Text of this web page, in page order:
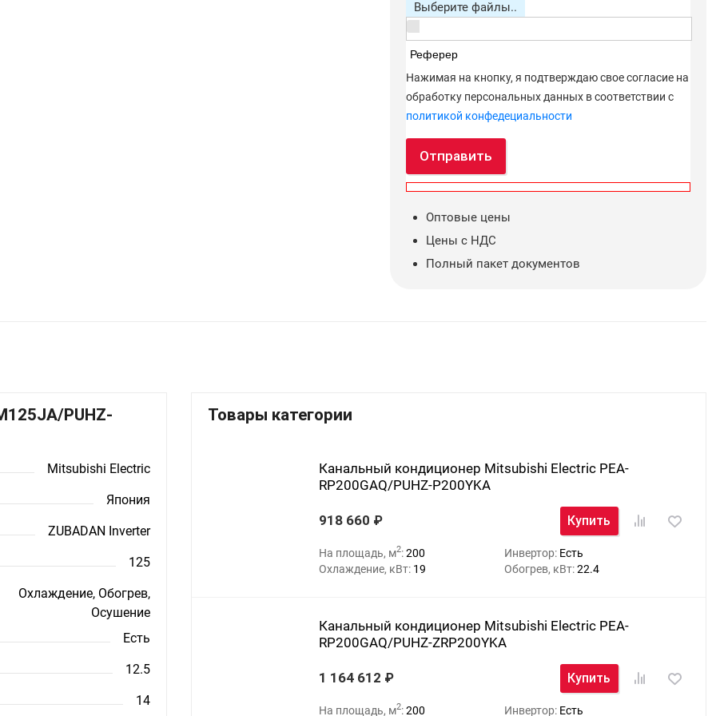
Выберите файлы..
Реферер
Нажимая на кнопку, я подтверждаю свое согласие на
обработку персональных данных в соответствии с
политикой конфедециальности
Отправить
Оптовые цены
Цены с НДС
Полный пакет документов
PUHZ-
Mitsubishi Electric
Япония
ZUBADAN Inverter
125
Охлаждение, Обогрев,
Осушение
Есть
12.5
14
Товары категории
Канальный кондиционер Mitsubishi Electric PEA-
RP200GAQ/PUHZ-P200YKA
918 660 Купить
На площадь, м2:200 Инвертор: Есть
Охлаждение, кВт: 19 Обогрев, кВт:22.4
Канальный кондиционер Mitsubishi Electric PEA-
RP200GAQ/PUHZ-ZRP200YKA
1 164 612 Купить
На площадь, м2:200 Инвертор: Есть